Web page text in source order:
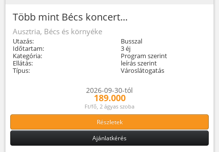
Több mint Bécs koncert...
Ausztria, Bécs és környéke
Utazás:
Busszal
Időtartam:
3 éj
Kategória:
Program szerint
Ellátás:
leírás szerint
Típus:
Városlátogatás
2026-09-30-tól
189.000
Ft/fő, 2 ágyas szoba
Részletek
Ajánlatkérés